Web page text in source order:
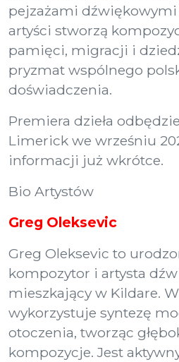
pejzażami dźwiękowymi
artyści stworzą
pamięci, migracji i
pryzmat wspólnego
doświadczenia.
Premiera dzieła
Limerick we wrześniu
informacji już wkrótce.
Bio Artystów
Greg Oleksevic
Greg Oleksevic to
kompozytor i artysta
mieszkający w Kildare.
wykorzystuje syntezę
otoczenia, tworząc
kompozycje. Jest